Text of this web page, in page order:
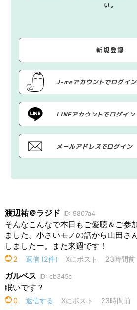
い。
新規登録
J-meアカウントでログイン
LINEアカウントでログイン
メールアドレスでログイン